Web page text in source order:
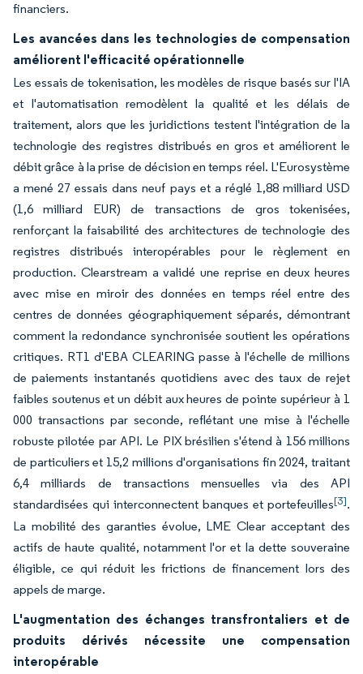
financiers.
Les avancées dans les technologies de compensation
améliorent l'efficacité opérationnelle
Les essais de tokenisation, les modèles de risque basés sur l'IA
et l'automatisation remodèlent la qualité et les délais de
traitement, alors que les juridictions testent l'intégration de la
technologie des registres distribués en gros et améliorent le
débit grâce à la prise de décision en temps réel. L'Eurosystème
a mené 27 essais dans neuf pays et a réglé 1,88 milliard USD
(1,6 milliard EUR) de transactions de gros tokenisées,
renforçant la faisabilité des architectures de technologie des
registres distribués interopérables pour le règlement en
production. Clearstream a validé une reprise en deux heures
avec mise en miroir des données en temps réel entre des
centres de données géographiquement séparés, démontrant
comment la redondance synchronisée soutient les opérations
critiques. RT1 d'EBA CLEARING passe à l'échelle de millions
de paiements instantanés quotidiens avec des taux de rejet
faibles soutenus et un débit aux heures de pointe supérieur à 1
000 transactions par seconde, reflétant une mise à l'échelle
robuste pilotée par API. Le PIX brésilien s'étend à 156 millions
de particuliers et 15,2 millions d'organisations fin 2024, traitant
6,4 milliards de transactions mensuelles via des API
standardisées qui interconnectent banques et portefeuilles[3].
La mobilité des garanties évolue, LME Clear acceptant des
actifs de haute qualité, notamment l'or et la dette souveraine
éligible, ce qui réduit les frictions de financement lors des
appels de marge.
L'augmentation des échanges transfrontaliers et de
produits dérivés nécessite une compensation
interopérable